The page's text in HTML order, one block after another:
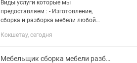
Виды услуги которые мы
предоставляем : - Изготовление,
сборка и разборка мебели любой
поломке; - Регулировка механизмов; -
И...
Кокшетау, сегодня
Мебельщик сборка мебели разборка сборка мебели